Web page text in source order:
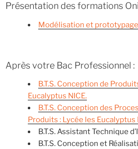
Présentation des formations
Modélisation et
Après votre Bac Professionnel :
B.T.S. Conception de
Eucalyptus NICE.
B.T.S. Conception des
Produits : Lycée les Eucalyptus
B.T.S. Assistant Technique
B.T.S. Conception et